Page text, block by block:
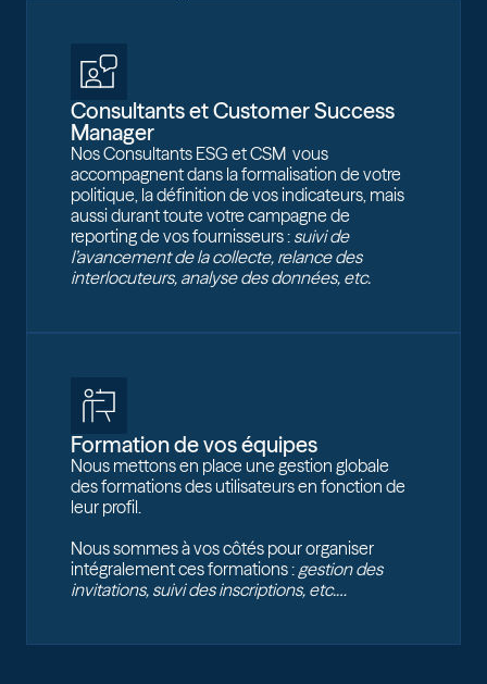
Consultants et Customer Success
Manager
Nos Consultants ESG et CSM vous
accompagnent dans la formalisation de votre
politique, la définition de vos indicateurs, mais
aussi durant toute votre campagne de
reporting de vos fournisseurs : suivi de
l’avancement de la collecte, relance des
interlocuteurs, analyse des données, etc.
Formation de vos équipes
Nous mettons en place une gestion globale
des formations des utilisateurs en fonction de
leur profil.
Nous sommes à vos côtés pour organiser
intégralement ces formations : gestion des
invitations, suivi des inscriptions, etc.…